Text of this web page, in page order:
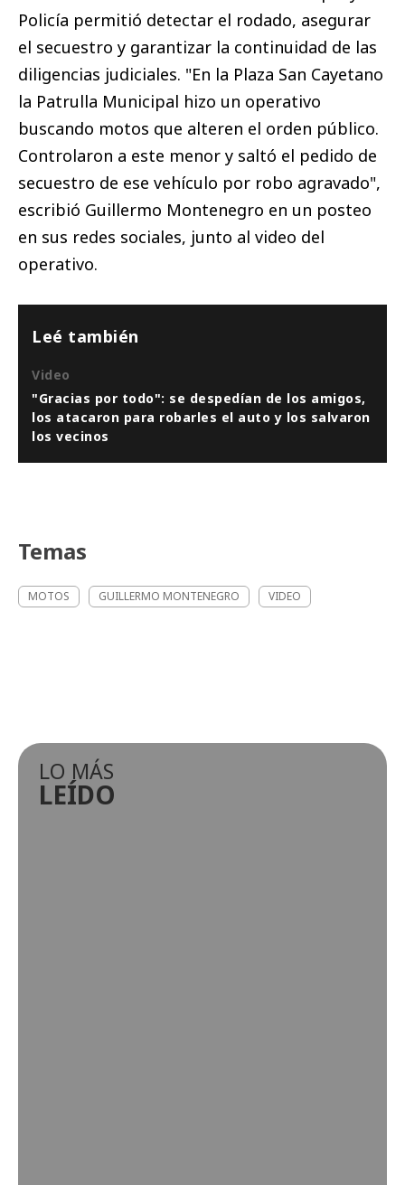
Policía permitió detectar el rodado, asegurar
el secuestro y garantizar la continuidad de las
diligencias judiciales. "En la Plaza San Cayetano
la Patrulla Municipal hizo un operativo
buscando motos que alteren el orden público.
Controlaron a este menor y saltó el pedido de
secuestro de ese vehículo por robo agravado",
escribió Guillermo Montenegro en un posteo
en sus redes sociales, junto al video del
operativo.
Leé también
Video
"Gracias por todo": se despedían de los amigos,
los atacaron para robarles el auto y los salvaron
los vecinos
Temas
MOTOS GUILLERMO MONTENEGRO VIDEO
LO MÁS
LEÍDO